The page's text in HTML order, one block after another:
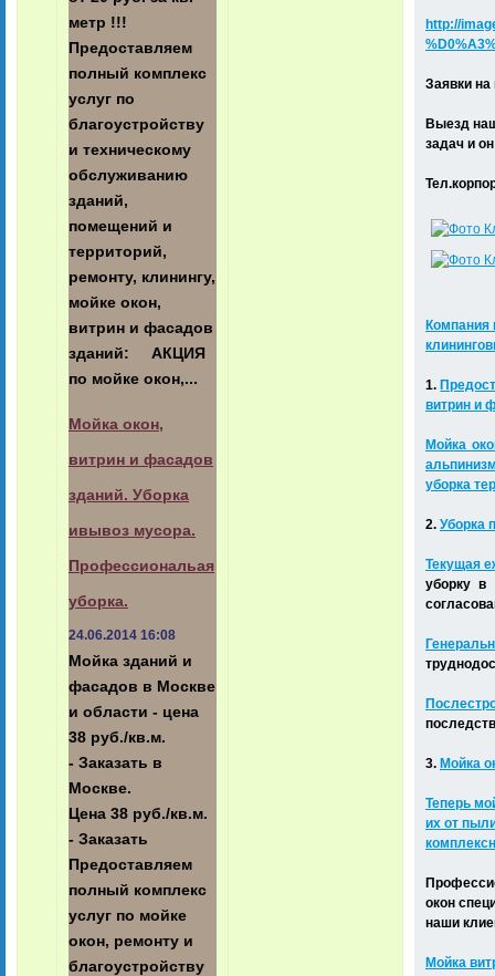
http://
Заявки
Выезд
задач и
Компания
1.
витрин и
Мойка
уборка
2. Уборка
Текущая
уборку в
3. Мойка
Теперь
их от
окон
наши
Мойка
метр !!!
Предоставляем
полный комплекс
услуг по
благоустройству
и техническому
обслуживанию
зданий,
помещений и
территорий,
ремонту, клинингу,
мойке окон,
витрин и фасадов
зданий: АКЦИЯ
по мойке окон,...
Мойка окон,
витрин и фасадов
зданий. Уборка
ивывоз мусора.
Профессиональая
уборка.
24.06.2014 16:08
Мойка зданий и
фасадов в Москве
и области - цена
38 руб./кв.м.
- Заказать в
Москве.
Цена 38 руб./кв.м.
- Заказать
Предоставляем
полный комплекс
услуг по мойке
окон, ремонту и
благоустройству